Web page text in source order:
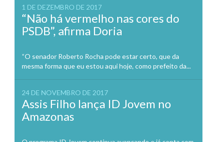
1 DE DEZEMBRO DE 2017
“Não há vermelho nas cores do
PSDB”, afirma Doria
“O senador Roberto Rocha pode estar certo, que da
mesma forma que eu estou aqui hoje, como prefeito da...
24 DE NOVEMBRO DE 2017
Assis Filho lança ID Jovem no
Amazonas